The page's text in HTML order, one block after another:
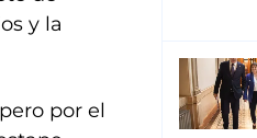
y la
por el